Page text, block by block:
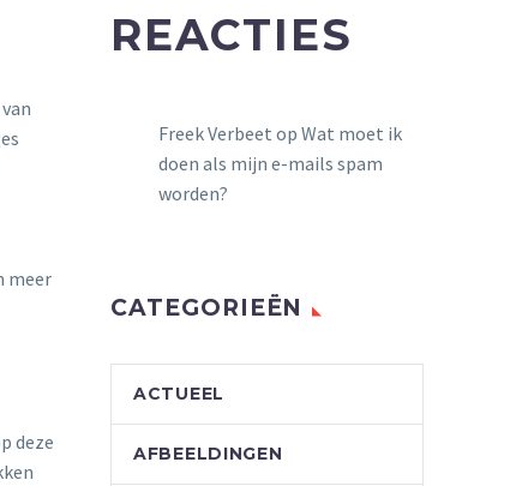
meer
deze
REACTIES
Freek Verbeet op Wat moet ik
doen als mijn e-mails spam
worden?
CATEGORIEËN
ACTUEEL
AFBEELDINGEN